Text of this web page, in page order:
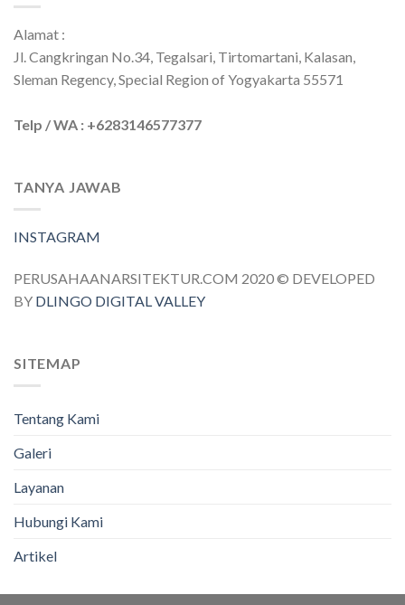
Alamat :
Jl. Cangkringan No.34, Tegalsari, Tirtomartani, Kalasan,
Sleman Regency, Special Region of Yogyakarta 55571
Telp / WA : +6283146577377
TANYA JAWAB
INSTAGRAM
PERUSAHAANARSITEKTUR.COM 2020 © DEVELOPED
BY DLINGO DIGITAL VALLEY
SITEMAP
Tentang Kami
Galeri
Layanan
Hubungi Kami
Artikel